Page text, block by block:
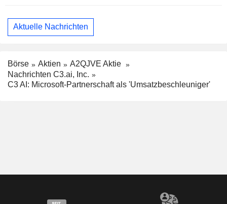
Aktuelle Nachrichten
Börse Aktien
A2QJVE Aktie
Nachrichten C3.ai, Inc.
C3 AI: Microsoft-Partnerschaft als 'Umsatzbeschleuniger'